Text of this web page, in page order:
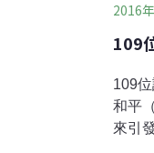
2016
109
109
和平
來引